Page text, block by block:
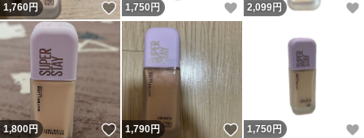
1,760円 いいね！
1,750 円 いいね！
2,099円
1,800円 いいね！
1,790円 いいね！
1,750 円